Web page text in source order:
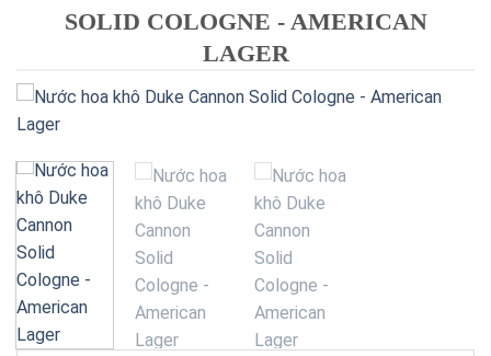
SOLID COLOGNE - AMERICAN
LAGER